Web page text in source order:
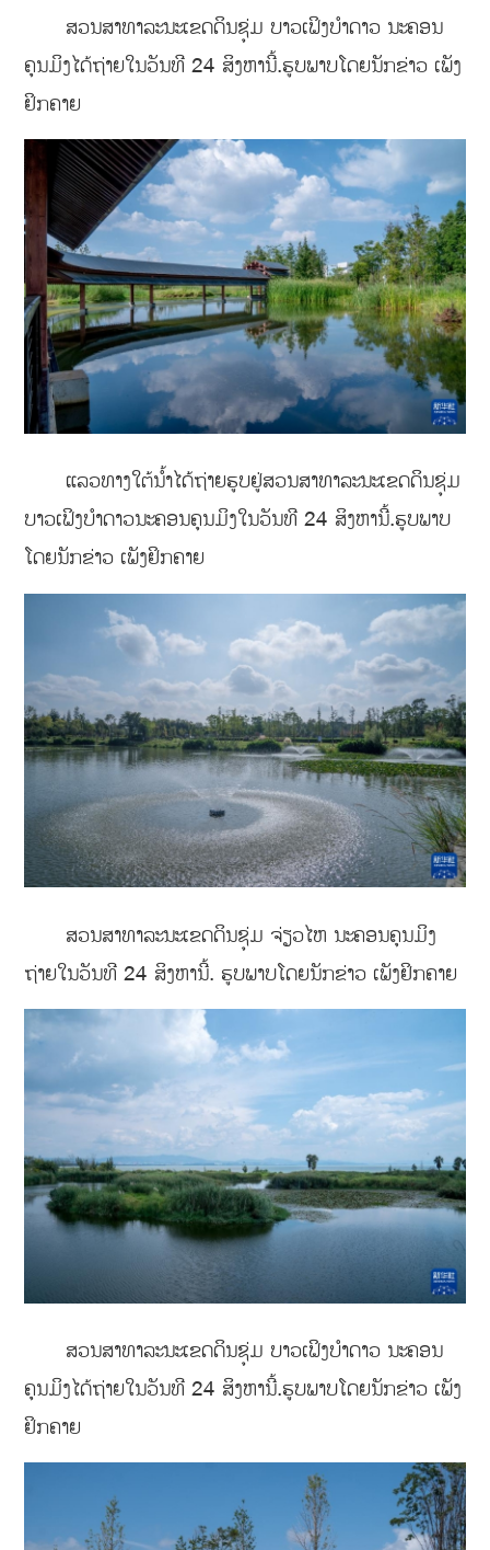
ສວນສາທາລະນະເຂດດິນຊຸ່ມ ບາວເຟິງບຳດາວ ນະຄອນ
ຄຸນມິງໄດ້ຖ່າຍໃນວັນທີ 24 ສິງຫານີ້.ຮູບພາບໂດຍນັກຂ່າວ ເພັງ
ຢິກຄາຍ
ແລວທາງໃຕ້ນ້ຳໄດ້ຖ່າຍຮູບຢູ່ສວນສາທາລະນະເຂດດິນຊຸ່ມ
ບາວເຟິງບຳດາວນະຄອນຄຸນມິງໃນວັນທີ 24 ສິງຫານີ້.ຮູບພາບ
ໂດຍນັກຂ່າວ ເພັງຢິກຄາຍ
ສວນສາທາລະນະເຂດດິນຊຸ່ມ ຈ່ຽວໄຫ ນະຄອນຄຸນມິງ
ຖ່າຍໃນວັນທີ 24 ສິງຫານີ້. ຮູບພາບໂດຍນັກຂ່າວ ເພັງຢິກຄາຍ
ສວນສາທາລະນະເຂດດິນຊຸ່ມ ບາວເຟິງບຳດາວ ນະຄອນ
ຄຸນມິງໄດ້ຖ່າຍໃນວັນທີ 24 ສິງຫານີ້.ຮູບພາບໂດຍນັກຂ່າວ ເພັງ
ຢິກຄາຍ